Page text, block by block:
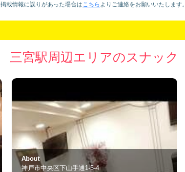
掲載情報に誤りがあった場合はこちら より ご連絡をお願いいたします。
三宮駅周辺エリアのスナック
アニソンカラオケバー せぶん
神戸市中央区中山手通1-15-7